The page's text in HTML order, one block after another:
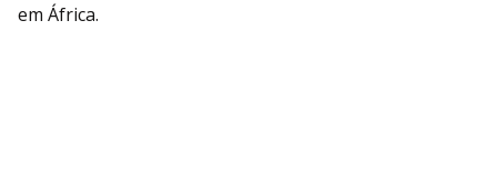
em África.